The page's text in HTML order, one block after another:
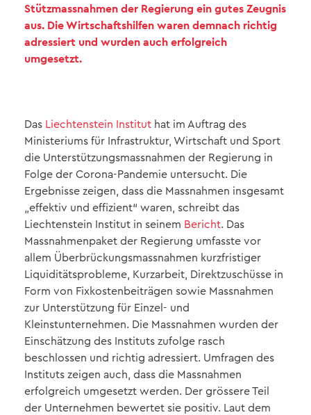
Stützmassnahmen der Regierung ein gutes Zeugnis
aus. Die Wirtschaftshilfen waren demnach richtig
adressiert und wurden auch erfolgreich
umgesetzt.
Das Liechtenstein Institut hat im Auftrag des
Ministeriums für Infrastruktur, Wirtschaft und Sport
die Unterstützungsmassnahmen der Regierung in
Folge der Corona-Pandemie untersucht. Die
Ergebnisse zeigen, dass die Massnahmen insgesamt
„effektiv und effizient“ waren, schreibt das
Liechtenstein Institut in seinem Bericht. Das
Massnahmenpaket der Regierung umfasste vor
allem Überbrückungsmassnahmen kurzfristiger
Liquiditätsprobleme, Kurzarbeit, Direktzuschüsse in
Form von Fixkostenbeiträgen sowie Massnahmen
zur Unterstützung für Einzel- und
Kleinstunternehmen. Die Massnahmen wurden der
Einschätzung des Instituts zufolge rasch
beschlossen und richtig adressiert. Umfragen des
Instituts zeigen auch, dass die Massnahmen
erfolgreich umgesetzt werden. Der grössere Teil
der Unternehmen bewertet sie positiv. Laut dem